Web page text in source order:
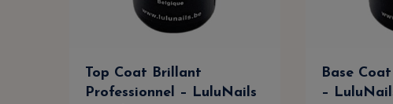
Top Coat Brillant
Professionnel – LuluNails
Base
–